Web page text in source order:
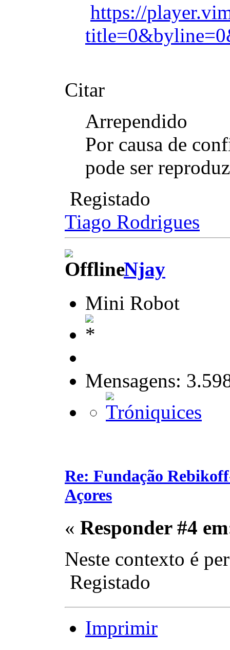
https://
Citar
Arrependido
Por causa de
pode ser
Registado
Tiago Rodrigues
Njay
Mini Robot
Mensagens:
Re: Fundação
Açores
« Responder #4
Neste contexto é
Registado
Imprimir